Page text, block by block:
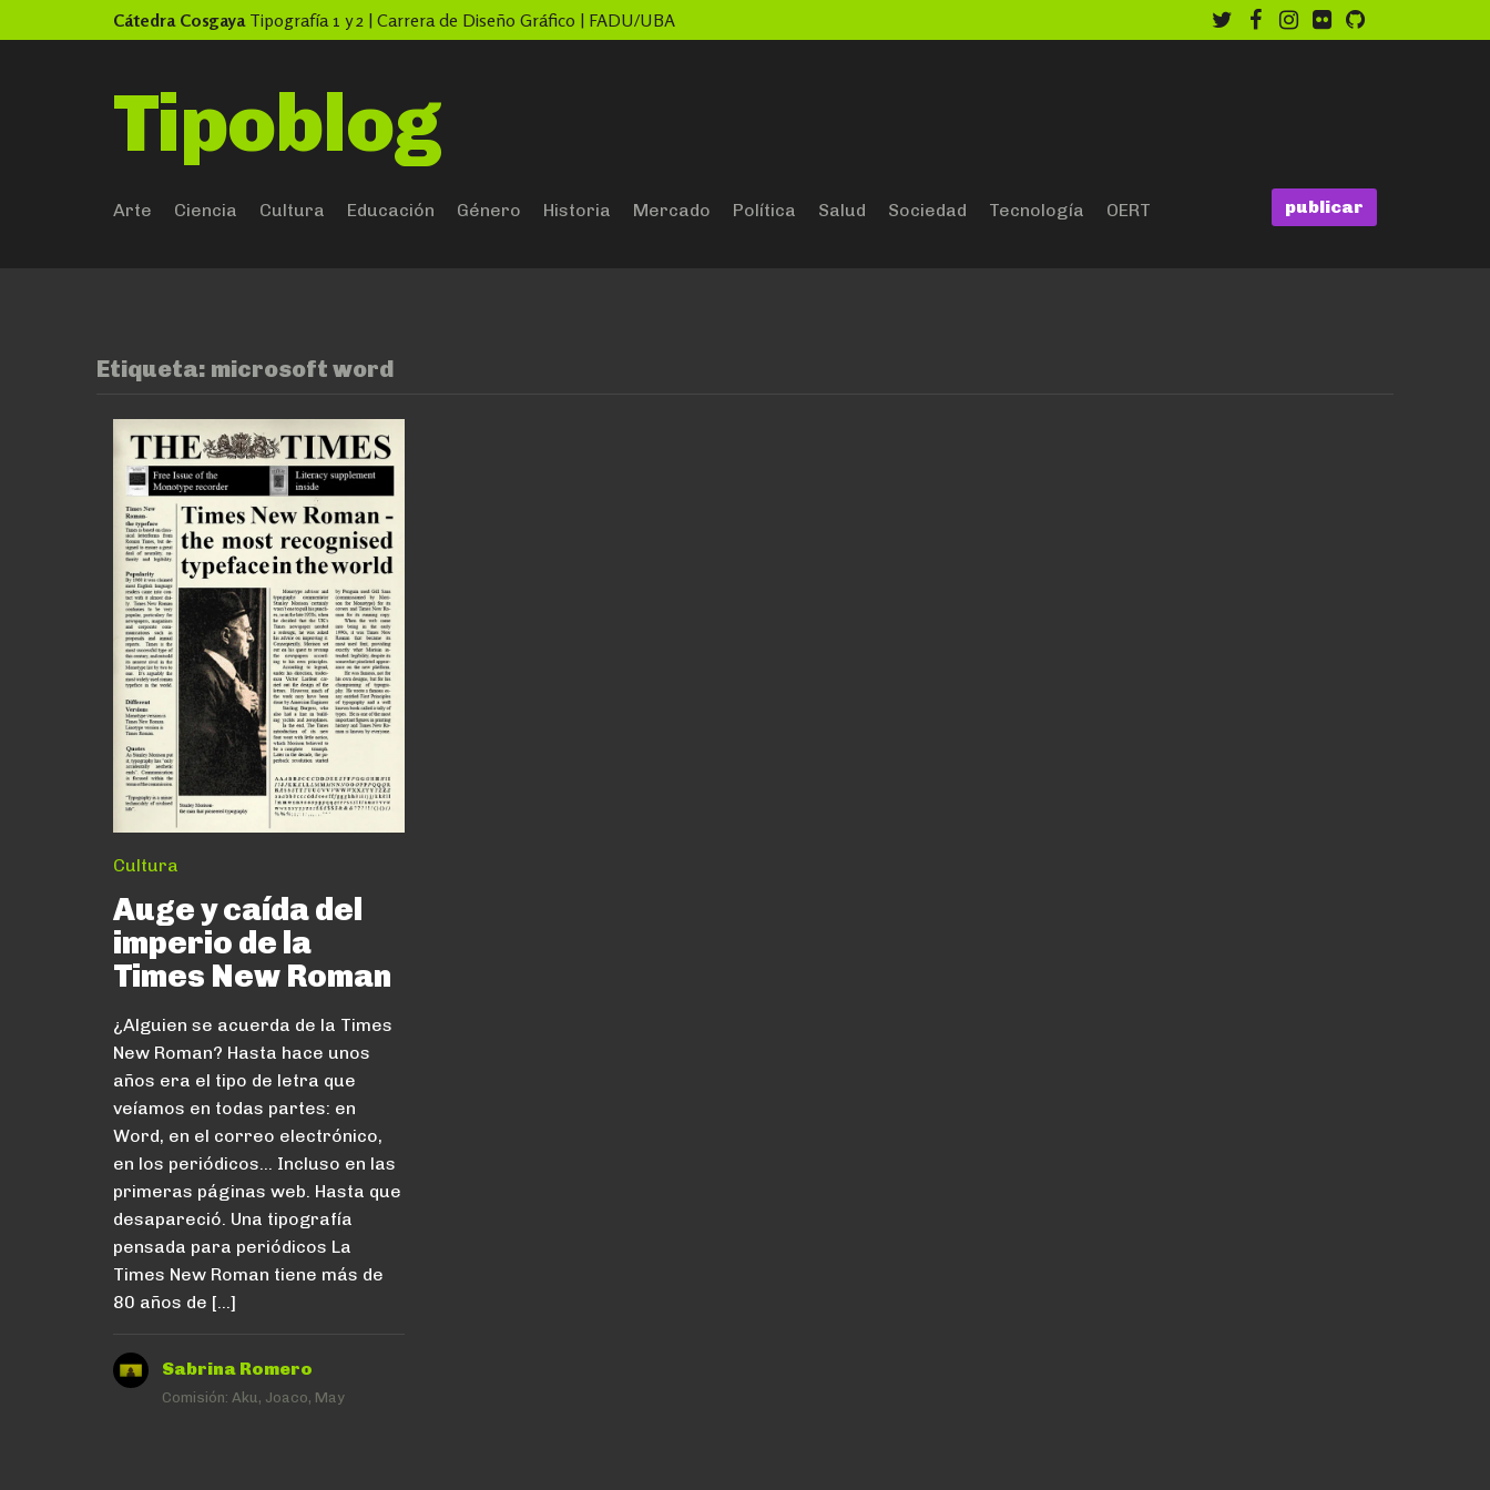
Skip
to
Cátedra CosgayaTipografía 1 y 2 | Carrera de Diseño Gráfico | FADU/UBA
twitterfacebookinstagram
flickr
Tipoblog
Arte Ciencia Cultura Educación Género Historia Mercado Política Salud Sociedad Tecnología OERT publicar
Etiqueta: microsoft word
Cultura
Auge y caída del
imperio de la
Times New Roman
¿Alguien se acuerda de la Times
New Roman? Hasta hace unos
años era el tipo de letra que
veíamos en todas partes: en
Word, en el correo electrónico,
en los periódicos… Incluso en las
primeras páginas web. Hasta que
desapareció. Una tipografía
pensada para periódicos La
Times New Roman tiene más de
80 años de […]
Sabrina Romero
Comisión: Aku, Joaco, May